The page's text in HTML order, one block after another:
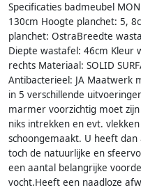
Specificaties badmeubel
130cm Hoogte planchet: 5,
planchet: OstraBreedte
Diepte wastafel: 46cm Kleur
rechts Materiaal: SOLID
Antibacterieel: JA Maatwerk
in 5 verschillende
marmer voorzichtig moet
niks intrekken en evt.
schoongemaakt. U heeft dan
toch de natuurlijke en
een aantal belangrijke
vocht.Heeft een naadloze